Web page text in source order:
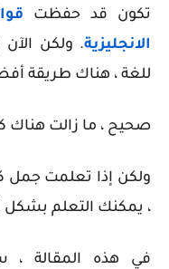
تكون قد حفظت
الانجليزية. ولكن
للغة ، هناك طريقة
صحيح ، ما زالت هناك
ولكن إذا تعلمت جمل
، يمكنك التعلم بشكل
في هذه المقالة